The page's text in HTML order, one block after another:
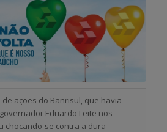
ações do Banrisul, que havia
Eduardo Leite nos
chocando-se contra a dura